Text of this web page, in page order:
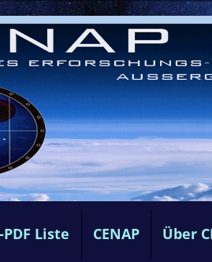
PDF Liste CENAP Über